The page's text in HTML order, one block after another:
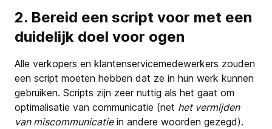
2. Bereid een script voor met een
duidelijk doel voor ogen
Alle verkopers en klantenservicemedewerkers zouden
een script moeten hebben dat ze in hun werk kunnen
gebruiken. Scripts zijn zeer nuttig als het gaat om
optimalisatie van communicatie (net het vermijden
van miscommunicatiein andere woorden gezegd).